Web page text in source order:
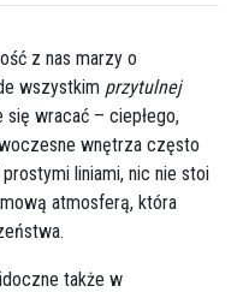
z nas marzy o
wszystkim przytulnej
wracać – ciepłego,
wnętrza często
liniami, nic nie stoi
atmosferą, która
także w